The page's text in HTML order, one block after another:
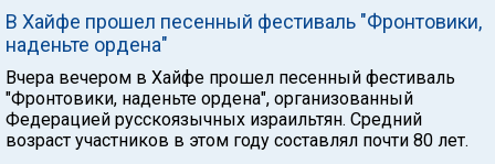
В Хайфе прошел песенный фестиваль "Фронтовики,
наденьте ордена"
Вчера вечером в Хайфе прошел песенный фестиваль
"Фронтовики, наденьте ордена", организованный
Федерацией русскоязычных израильтян. Средний
возраст участников в этом году составлял почти 80 лет.